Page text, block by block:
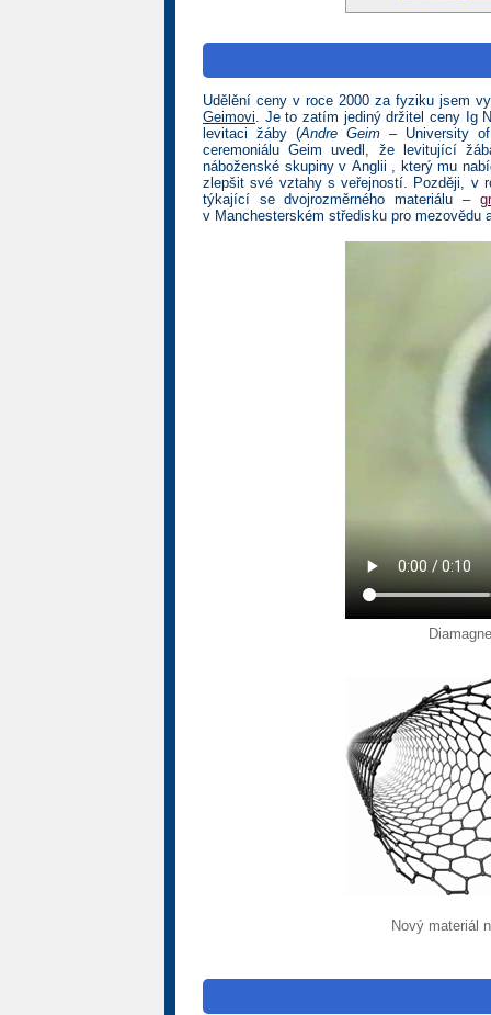
Udělění ceny v roce 2000 za fyziku jsem
Geimovi. Je to zatím jediný držitel ceny Ig
levitaci žáby (Andre Geim – University
ceremoniálu Geim uvedl, že levitující
náboženské skupiny v Anglii , který mu
zlepšit své vztahy s veřejností. Později, v
týkající se dvojrozměrného materiálu –
v Manchesterském středisku pro mezovědu
Nový materiál